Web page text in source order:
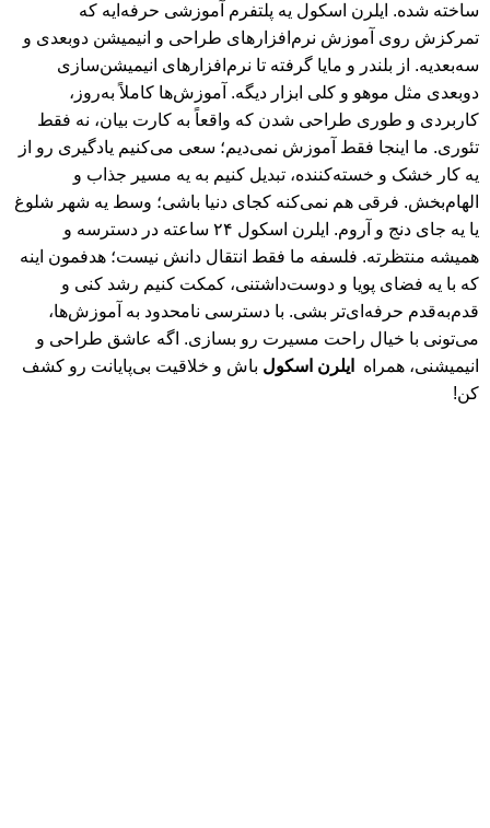
ساخته شده. ایلرن اسکول یه پلتفرم آموزشی حرفه‌ایه که
تمرکزش روی آموزش نرم‌افزارهای طراحی و انیمیشن دو‌بعدی و
سه‌بعدیه. از بلندر و مایا گرفته تا نرم‌افزارهای انیمیشن‌سازی
دوبعدی مثل موهو و کلی ابزار دیگه. آموزش‌ها کاملاً به‌روز،
کاربردی و طوری طراحی شدن که واقعاً به کارت بیان، نه فقط
تئوری. ما اینجا فقط آموزش نمی‌دیم؛ سعی می‌کنیم یادگیری رو از
یه کار خشک و خسته‌کننده، تبدیل کنیم به یه مسیر جذاب و
الهام‌بخش. فرقی هم نمی‌کنه کجای دنیا باشی؛ وسط یه شهر شلوغ
یا یه جای دنج و آروم. ایلرن اسکول ۲۴ ساعته در دسترسه و
همیشه منتظرته. فلسفه ما فقط انتقال دانش نیست؛ هدفمون اینه
که با یه فضای پویا و دوست‌داشتنی، کمکت کنیم رشد کنی و
قدم‌به‌قدم حرفه‌ای‌تر بشی. با دسترسی نامحدود به آموزش‌ها،
می‌تونی با خیال راحت مسیرت رو بسازی. اگه عاشق طراحی و
انیمیشنی، همراه
ایلرن اسکول باش و خلاقیت بی‌پایانت رو کشف
کن!